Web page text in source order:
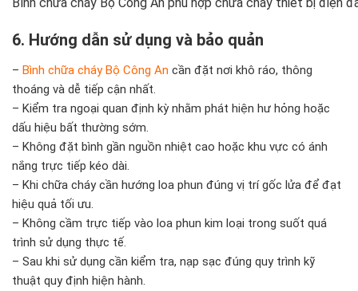
6. Hướng dẫn sử dụng và bảo quản
– Bình chữa cháy Bộ Công An cần đặt nơi khô ráo, thông
thoáng và dễ tiếp cận nhất.
– Kiểm tra ngoại quan định kỳ nhằm phát hiện hư hỏng hoặc
dấu hiệu bất thường sớm.
– Không đặt bình gần nguồn nhiệt cao hoặc khu vực có ánh
nắng trực tiếp kéo dài.
– Khi chữa cháy cần hướng loa phun đúng vị trí gốc lửa để đạt
hiệu quả tối ưu.
– Không cầm trực tiếp vào loa phun kim loại trong suốt quá
trình sử dụng thực tế.
– Sau khi sử dụng cần kiểm tra, nạp sạc đúng quy trình kỹ
thuật quy định hiện hành.